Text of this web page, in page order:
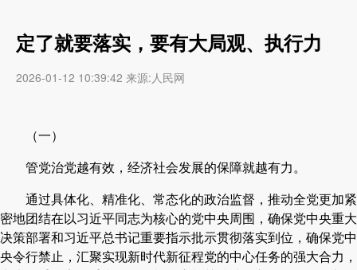
定了就要落实，要有大局观、执行力
2026-01-12 10:39:42 来源:人民网
（一）
管党治党越有效，经济社会发展的保障就越有力。
通过具体化、精准化、常态化的政治监督，推动全党更加紧
密地团结在以习近平同志为核心的党中央周围，确保党中央重大
决策部署和习近平总书记重要指示批示贯彻落实到位，确保党中
央令行禁止，汇聚实现新时代新征程党的中心任务的强大合力，